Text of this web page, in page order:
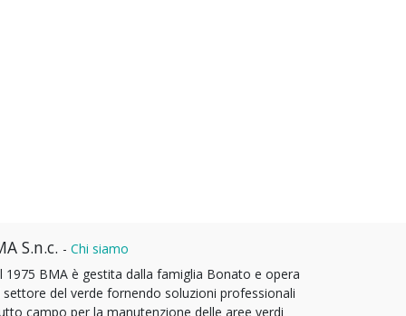
S.n.c. - Chi siamo
1975 BMA è gestita dalla famiglia Bonato e opera
settore del verde fornendo soluzioni professionali
campo per la manutenzione delle aree verdi